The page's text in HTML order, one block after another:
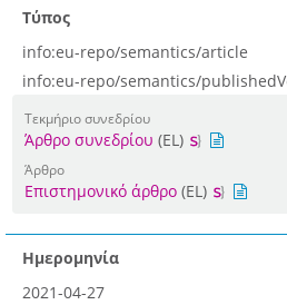
Τύπος
info:eu-repo/semantics/article
info:eu-repo/semantics/
Τεκμήριο συνεδρίου
Άρθρο συνεδρίου (EL)
Άρθρο
Επιστημονικό άρθρο (EL)
Ημερομηνία
2021-04-27